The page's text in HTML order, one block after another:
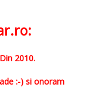
2010.
:-) si onoram